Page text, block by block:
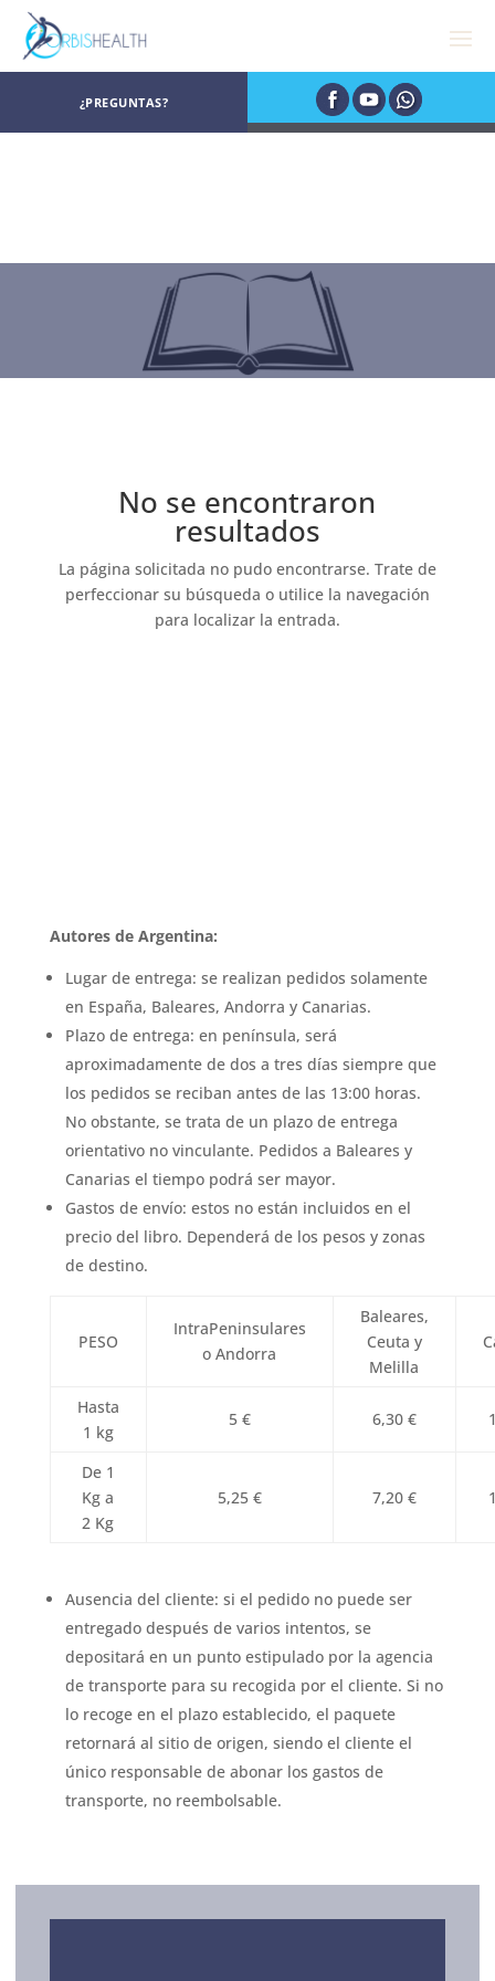
¿PREGUNTAS?
No se encontraron
resultados
La página solicitada no pudo encontrarse. Trate de
perfeccionar su búsqueda o utilice la navegación
para localizar la entrada.
Autores de Argentina:
Lugar de entrega: se realizan pedidos solamente
en España, Baleares, Andorra y Canarias.
Plazo de entrega: en península, será
aproximadamente de dos a tres días siempre que
los pedidos se reciban antes de las 13:00 horas.
No obstante, se trata de un plazo de entrega
orientativo no vinculante. Pedidos a Baleares y
Canarias el tiempo podrá ser mayor.
Gastos de envío: estos no están incluidos en el
precio del libro. Dependerá de los pesos y zonas
de destino.
PESO
IntraPeninsulares
o Andorra
Baleares,
Ceuta y
Melilla
Hasta
1 kg
5 € 6,30 €
De 1
Kg a
2 Kg
5,25 € 7,20 €
Ausencia del cliente: si el pedido no puede ser
entregado después de varios intentos, se
depositará en un punto estipulado por la agencia
de transporte para su recogida por el cliente. Si no
lo recoge en el plazo establecido, el paquete
retornará al sitio de origen, siendo el cliente el
único responsable de abonar los gastos de
transporte, no reembolsable.